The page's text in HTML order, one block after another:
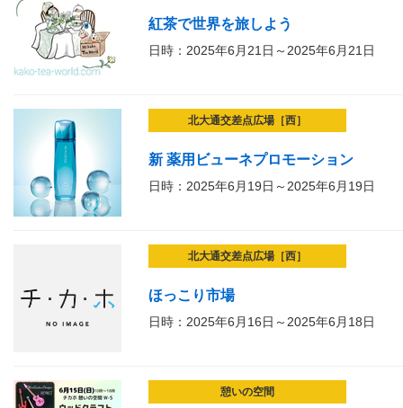
紅茶で世界を旅しよう
日時：2025年6月21日～2025年6月21日
北大通交差点広場［西］
新 薬用ビューネプロモーション
日時：2025年6月19日～2025年6月19日
北大通交差点広場［西］
ほっこり市場
日時：2025年6月16日～2025年6月18日
憩いの空間